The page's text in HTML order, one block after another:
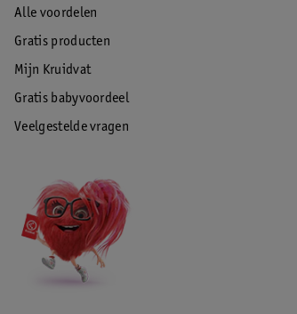
Alle voordelen
Gratis producten
Mijn Kruidvat
Gratis babyvoordeel
Veelgestelde vragen